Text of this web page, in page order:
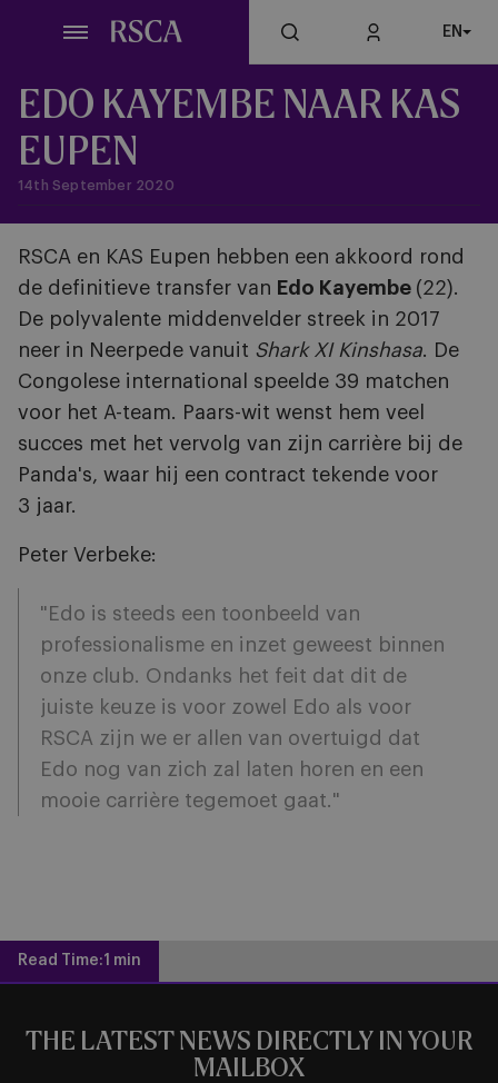
content
EN
EDO KAYEMBE NAAR KAS
EUPEN
14th September 2020
RSCA en KAS Eupen hebben een akkoord rond
de definitieve transfer van Edo Kayembe (22).
De polyvalente middenvelder streek in 2017
neer in Neerpede vanuit Shark XI Kinshasa. De
Congolese international speelde 39 matchen
voor het A-team. Paars-wit wenst hem veel
succes met het vervolg van zijn carrière bij de
Panda's, waar hij een contract tekende voor
3 jaar.
Peter Verbeke:
"Edo is steeds een toonbeeld van
professionalisme en inzet geweest binnen
onze club. Ondanks het feit dat dit de
juiste keuze is voor zowel Edo als voor
RSCA zijn we er allen van overtuigd dat
Edo nog van zich zal laten horen en een
mooie carrière tegemoet gaat."
Read Time:1 min
THE LATEST NEWS DIRECTLY IN YOUR
MAILBOX